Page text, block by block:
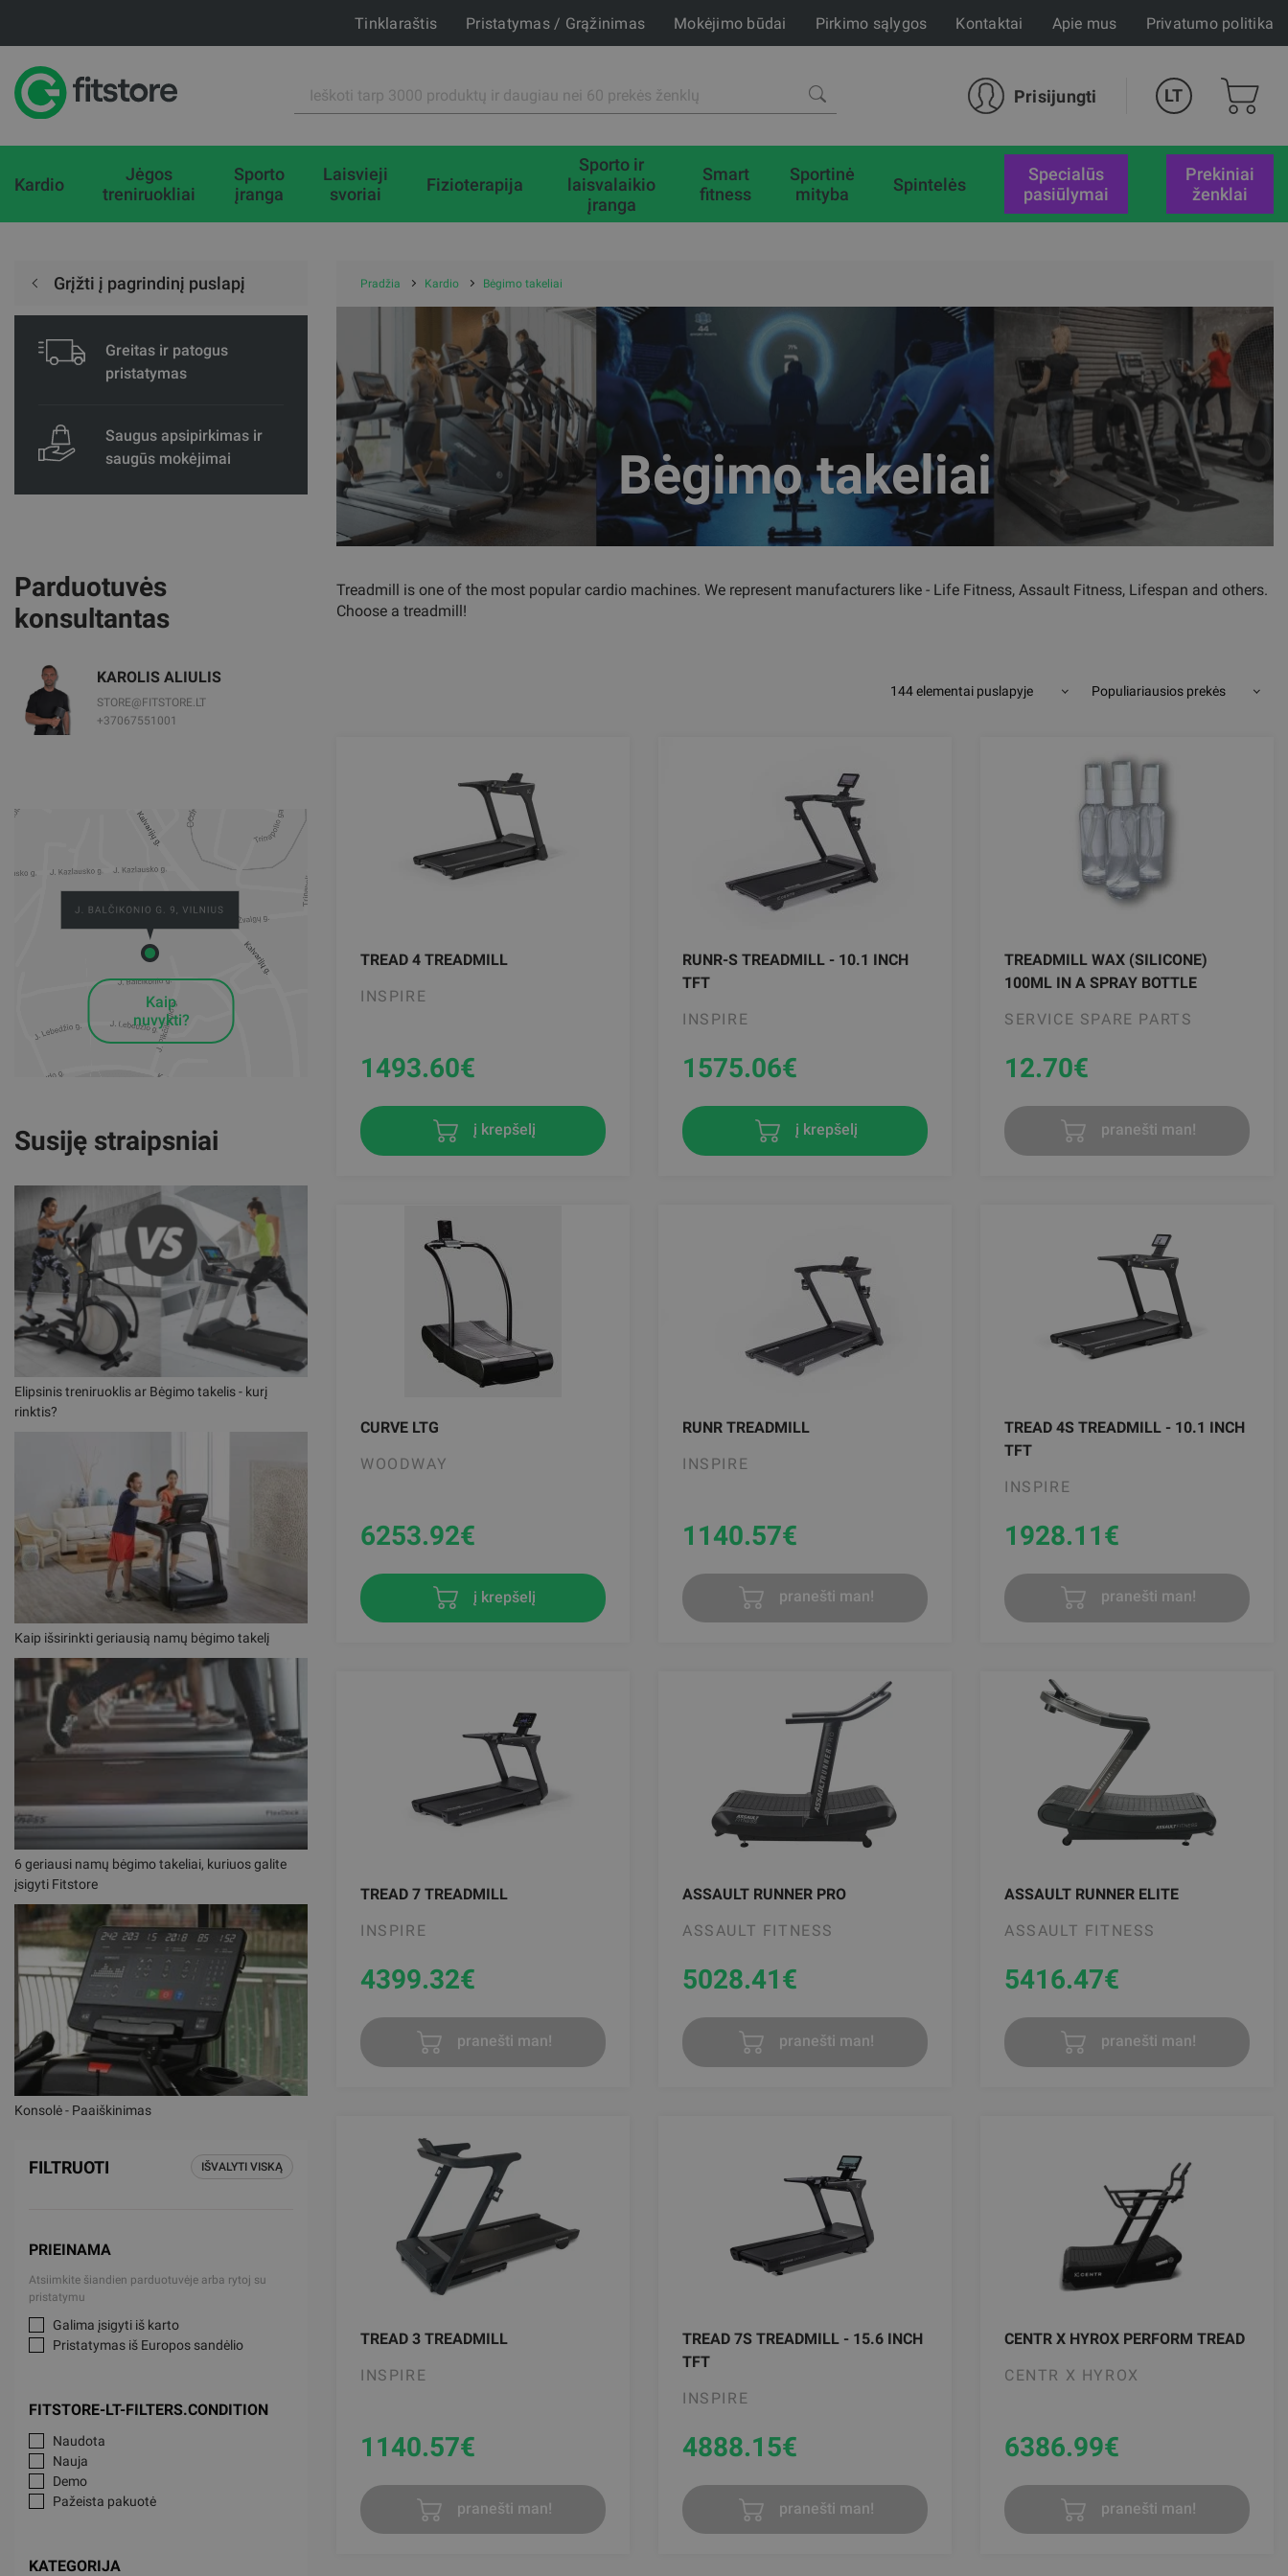
Tinklaraštis Pristatymas / Grąžinimas Mokėjimo būdai Pirkimo sąlygos Kontaktai Apie mus Privatumo politika
Prisijungti LT
Kardio
Jėgos
treniruokliai
Sporto
įranga
Laisvieji
svoriai
Fizioterapija
Sporto ir
laisvalaikio
įranga
Smart
fitness
Sportinė
mityba
Spintelės
specialūs
pasiūlymai
Prekiniai
ženklai
Grįžti į pagrindinį puslapį
Greitas ir patogus
pristatymas
Saugus apsipirkimas ir
saugūs mokėjimai
Parduotuvės
konsultantas
KAROLIS ALIULIS
STORE@FITSTORE.LT
+37067551001
Kaip
nuvykti?
Susiję straipsniai
Elipsinis treniruoklis ar Bėgimo takelis - kurį
rinktis?
Kaip išsirinkti geriausią namų bėgimo takelį
6 geriausi namų bėgimo takeliai, kuriuos galite
įsigyti Fitstore
Konsolė - Paaiškinimas
FILTRUOTI IŠVALYTI VISKĄ
PRIEINAMA
Atsiimkite šiandien parduotuvėje arba rytoj su
pristatymu
Galima įsigyti iš karto
Pristatymas iš Europos sandėlio
FITSTORE-LT-FILTERS.CONDITION
Naudota
Nauja
Demo
Pažeista pakuotė
KATEGORIJA
Pradžia Kardio Bėgimo takeliai
Bėgimo takeliai
Treadmill is one of the most popular cardio machines. We represent manufacturers like - Life Fitness, Assault Fitness, Lifespan and others.
Choose a treadmill!
144 elementai puslapyje Populiariausios prekės
TREAD 4 TREADMILL
INSPIRE
1493.60€
į krepšelį
RUNR-S TREADMILL - 10.1 INCH
TFT
INSPIRE
1575.06€
į krepšelį
TREADMILL WAX (SILICONE)
100ML IN A SPRAY BOTTLE
SERVICE SPARE PARTS
12.70€
pranešti man!
CURVE LTG
WOODWAY
6253.92€
į krepšelį
RUNR TREADMILL
INSPIRE
1140.57€
pranešti man!
TREAD 4S TREADMILL - 10.1 INCH
TFT
INSPIRE
1928.11€
pranešti man!
TREAD 7 TREADMILL
INSPIRE
4399.32€
pranešti man!
ASSAULT RUNNER PRO
ASSAULT FITNESS
5028.41€
pranešti man!
ASSAULT RUNNER ELITE
ASSAULT FITNESS
5416.47€
pranešti man!
TREAD 3 TREADMILL
INSPIRE
1140.57€
pranešti man!
TREAD 7S TREADMILL - 15.6 INCH
TFT
INSPIRE
4888.15€
pranešti man!
CENTR X HYROX PERFORM TREAD
CENTR X HYROX
6386.99€
pranešti man!